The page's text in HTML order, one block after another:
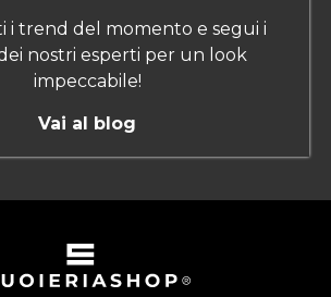
i trend del momento e segui i
nostri esperti per un look
impeccabile!
Vai al blog